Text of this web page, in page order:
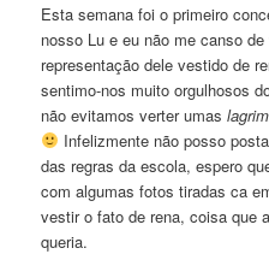
Esta semana foi o primeiro
nosso Lu e eu não me canso
representação dele vestido de
sentimo-nos muito orgulhosos
não evitamos verter umas
Infelizmente não posso
das regras da escola, espero
com algumas fotos tiradas ca
vestir o fato de rena, coisa que
queria.